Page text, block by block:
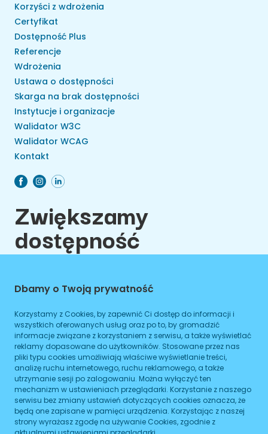
Korzyści z wdrożenia
Certyfikat
Dostępność Plus
Referencje
Wdrożenia
Ustawa o dostępności
Skarga na brak dostępności
Instytucje i organizacje
Walidator W3C
Walidator WCAG
Kontakt
Zwiększamy
dostępność
budynków i miejskich
przestrzeni
publicznych osobom
ze specjalnymi
potrzebami
Cookies Polityka prywatności Regulamin
Dbamy o Twoją prywatność
Korzystamy z Cookies, by zapewnić Ci dostęp do informacji i
wszystkich oferowanych usług oraz po to, by gromadzić
informacje związane z korzystaniem z serwisu, a także wyświetlać
reklamy dopasowane do użytkowników. Stosowane przez nas
pliki typu cookies umożliwiają właściwe wyświetlanie treści,
analizę ruchu internetowego, ruchu reklamowego, a także
utrzymanie sesji po zalogowaniu. Można wyłączyć ten
mechanizm w ustawieniach przeglądarki. Korzystanie z naszego
serwisu bez zmiany ustawień dotyczących cookies oznacza, że
będą one zapisane w pamięci urządzenia. Korzystając z naszej
strony wyrażasz zgodę na używanie Cookies, zgodnie z